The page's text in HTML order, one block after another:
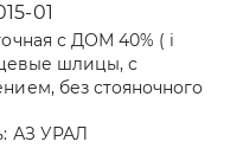
01
с ДОМ 40% ( i
шлицы, с
без стояночного
АЗ УРАЛ